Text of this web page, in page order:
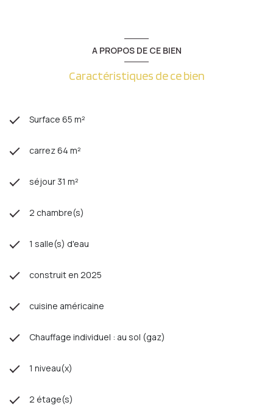
A PROPOS DE CE BIEN
Caractéristiques de ce bien
Surface 65 m²
carrez 64 m²
séjour 31 m²
2 chambre(s)
1 salle(s) d'eau
construit en 2025
cuisine américaine
Chauffage individuel : au sol (gaz)
1 niveau(x)
2 étage(s)